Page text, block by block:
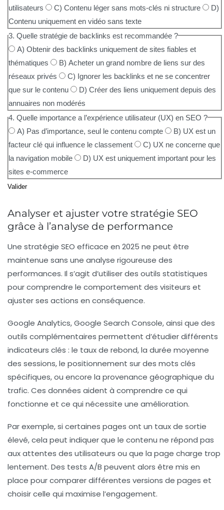
utilisateurs
C) Contenu léger sans mots-clés ni structure
D)
Contenu uniquement en vidéo sans texte
3. Quelle stratégie de backlinks est recommandée ?
A) Obtenir des backlinks uniquement de sites fiables et
thématiques
B) Acheter un grand nombre de liens sur des
réseaux privés
C) Ignorer les backlinks et ne se concentrer
que sur le contenu
D) Créer des liens uniquement depuis des
annuaires non modérés
4. Quelle importance a l’expérience utilisateur (UX) en SEO ?
A) Pas d’importance, seul le contenu compte
B) UX est un
facteur clé qui influence le classement
C) UX ne concerne que
la navigation mobile
D) UX est uniquement important pour les
sites e-commerce
Valider
Analyser et ajuster votre stratégie SEO
grâce à l’analyse de performance
Une stratégie SEO efficace en 2025 ne peut être
maintenue sans une analyse rigoureuse des
performances. Il s’agit d’utiliser des outils statistiques
pour comprendre le comportement des visiteurs et
ajuster ses actions en conséquence.
Google Analytics, Google Search Console, ainsi que des
outils complémentaires permettent d’étudier différents
indicateurs clés : le taux de rebond, la durée moyenne
des sessions, le positionnement sur des mots clés
spécifiques, ou encore la provenance géographique du
trafic. Ces données aident à comprendre ce qui
fonctionne et ce qui nécessite une amélioration.
Par exemple, si certaines pages ont un taux de sortie
élevé, cela peut indiquer que le contenu ne répond pas
aux attentes des utilisateurs ou que la page charge trop
lentement. Des tests A/B peuvent alors être mis en
place pour comparer différentes versions de pages et
choisir celle qui maximise l’engagement.